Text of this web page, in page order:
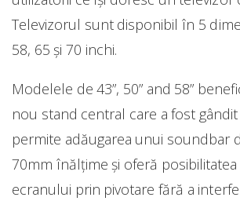
Televizorul sunt disponibil în 5
58, 65 și 70 inchi.
Modelele de 43”, 50” and 58”
nou stand central care a fost
permite adăugarea unui soundbar
70mm înălțime și oferă posibilitatea
ecranului prin pivotare fără a